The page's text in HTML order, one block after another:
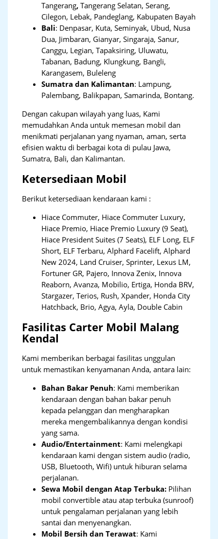
Tangerang,Tangerang Selatan, Serang,
Cilegon, Lebak, Pandeglang, Kabupaten Bayah
Bali: Denpasar, Kuta, Seminyak, Ubud, Nusa
Dua, Jimbaran, Gianyar, Singaraja, Sanur,
Canggu, Legian, Tapaksiring, Uluwatu,
Tabanan, Badung, Klungkung, Bangli,
Karangasem, Buleleng
Sumatra dan Kalimantan: Lampung,
Palembang, Balikpapan, Samarinda, Bontang.
Dengan cakupan wilayah yang luas, Kami
memudahkan Anda untuk memesan mobil dan
menikmati perjalanan yang nyaman, aman, serta
efisien waktu di berbagai kota di pulau Jawa,
Sumatra, Bali, dan Kalimantan.
Ketersediaan Mobil
Berikut ketersediaan kendaraan kami :
Hiace Commuter, Hiace Commuter Luxury,
Hiace Premio, Hiace Premio Luxury (9 Seat),
Hiace President Suites (7 Seats), ELF Long, ELF
Short, ELF Terbaru, Alphard Facelift, Alphard
New 2024, Land Cruiser, Sprinter, Lexus LM,
Fortuner GR, Pajero, Innova Zenix, Innova
Reaborn, Avanza, Mobilio, Ertiga, Honda BRV,
Stargazer, Terios, Rush, Xpander, Honda City
Hatchback, Brio, Agya, Ayla, Double Cabin
Fasilitas Carter Mobil Malang
Kendal
Kami memberikan berbagai fasilitas unggulan
untuk memastikan kenyamanan Anda, antara lain:
Bahan Bakar Penuh: Kami memberikan
kendaraan dengan bahan bakar penuh
kepada pelanggan dan mengharapkan
mereka mengembalikannya dengan kondisi
yang sama.
Audio/Entertainment: Kami melengkapi
kendaraan kami dengan sistem audio (radio,
USB, Bluetooth, Wifi) untuk hiburan selama
perjalanan.
Sewa Mobil dengan Atap Terbuka: Pilihan
mobil convertible atau atap terbuka (sunroof)
untuk pengalaman perjalanan yang lebih
santai dan menyenangkan.
Mobil Bersih dan Terawat: Kami